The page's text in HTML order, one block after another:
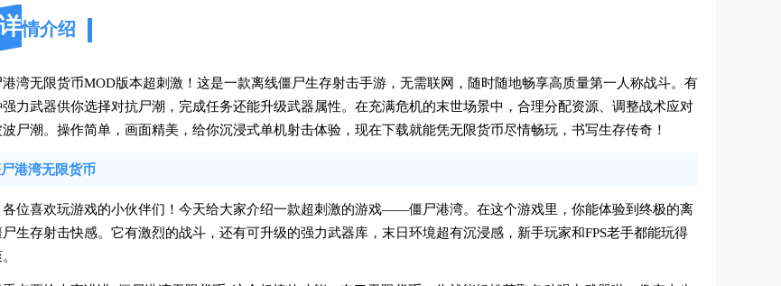
情介绍
港湾无限货币MOD版本超刺激！这是一款离线僵尸生存射击手游，无需联网，随时随地畅享高质量第一人称战斗。有
强力武器供你选择对抗尸潮，完成任务还能升级武器属性。在充满危机的末世场景中，合理分配资源、调整战术应对
尸潮。操作简单，画面精美，给你沉浸式单机射击体验，现在下载就能凭无限货币尽情畅玩，书写生存传奇！
港湾无限货币
各位喜欢玩游戏的小伙伴们！今天给大家介绍一款超刺激的游戏——僵尸港湾。在这个游戏里，你能体验到终极的离
生存射击快感。它有激烈的战斗，还有可升级的强力武器库，末日环境超有沉浸感，新手玩家和FPS老手都能玩得